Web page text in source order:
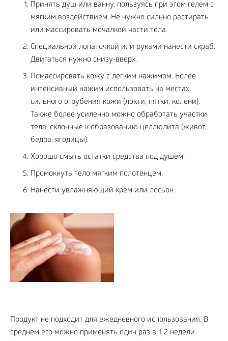
Принять душ или ванну, пользуясь при этом гелем с
мягким воздействием. Не нужно сильно растирать
или массировать мочалкой части тела.
Специальной лопаточкой или руками нанести скраб.
Двигаться нужно снизу-вверх.
Помассировать кожу с легким нажимом. Более
интенсивный нажим использовать на местах
сильного огрубения кожи (локти, пятки, колени).
Также более усиленно можно обработать участки
тела, склонные к образованию целлюлита (живот,
бедра, ягодицы).
Хорошо смыть остатки средства под душем.
Промокнуть тело мягким полотенцем.
Нанести увлажняющий крем или лосьон.
Продукт не подходит для ежедневного использования. В
среднем его можно применять один раз в 1-2 недели.